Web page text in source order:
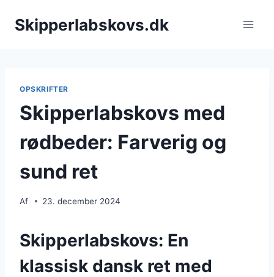
Skipperlabskovs.dk
OPSKRIFTER
Skipperlabskovs med
rødbeder: Farverig og
sund ret
Af 23. december 2024
Skipperlabskovs: En
klassisk dansk ret med